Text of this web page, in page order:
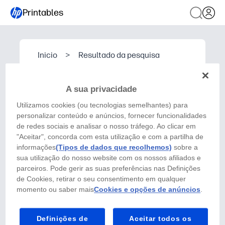
Printables
Inicio > Resultado da pesquisa
A sua privacidade
Utilizamos cookies (ou tecnologias semelhantes) para
personalizar conteúdo e anúncios, fornecer funcionalidades
de redes sociais e analisar o nosso tráfego. Ao clicar em
"Aceitar", concorda com esta utilização e com a partilha de
informações(Tipos de dados que recolhemos) sobre a
sua utilização do nosso website com os nossos afiliados e
parceiros. Pode gerir as suas preferências nas Definições
de Cookies, retirar o seu consentimento em qualquer
momento ou saber maisCookies e opções de anúncios.
Definições de
Aceitar todos os